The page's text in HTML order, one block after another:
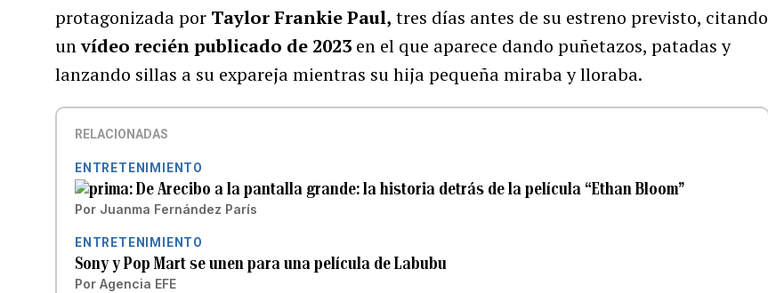
protagonizada por Taylor Frankie Paul, tres días antes de su estreno previsto, citando
unvídeo recién publicado de 2023 en el que aparece dando puñetazos, patadas y
lanzando sillas a su expareja mientras su hija pequeña miraba y lloraba.
RELACIONADAS
ENTRETENIMIENTO
De Arecibo a la pantalla grande: la historia detrás de la película “Ethan Bloom”
Por Juanma Fernández París
ENTRETENIMIENTO
Sony y Pop Mart se unen para una película de Labubu
Por Agencia EFE